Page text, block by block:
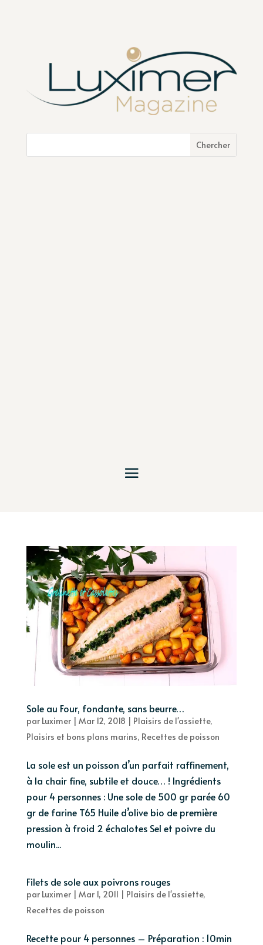
Sole au Four, fondante, sans beurre…
par Luximer| Mar 12, 2018 | Plaisirs de l'assiette,
Plaisirs et bons plans marins, Recettes de poisson
La sole est un poisson d’un parfait raffinement,
à la chair fine, subtile et douce… ! Ingrédients
pour 4 personnes : Une sole de 500 gr parée 60
gr de farine T65 Huile d’olive bio de première
pression à froid 2 échalotes Sel et poivre du
moulin...
Filets de sole aux poivrons rouges
par Luximer| Mar 1, 2011 | Plaisirs de l'assiette,
Recettes de poisson
Recette pour 4 personnes – Préparation : 10min